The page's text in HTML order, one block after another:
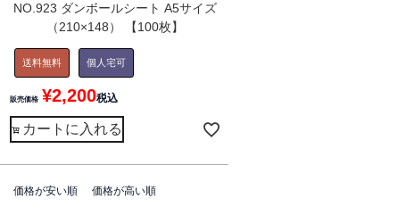
NO.923 ダンボールシート A5サイズ
（210×148） 【100枚】
送料無料 個人宅可
販売価格 ¥2,200税込
カートに入れる
価格が安い順 価格が高い順